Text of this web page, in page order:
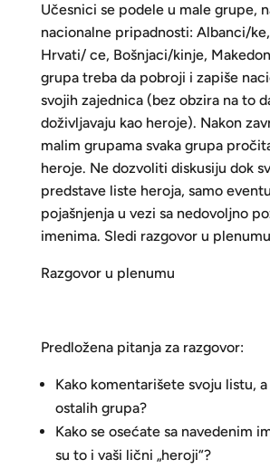
Učesnici se podele u male grupe,
nacionalne pripadnosti: Albanci/
Hrvati/ ce, Bošnjaci/kinje,
grupa treba da pobroji i zapiše
svojih zajednica (bez obzira na to
doživljavaju kao heroje). Nakon
malim grupama svaka grupa
heroje. Ne dozvoliti diskusiju dok
predstave liste heroja, samo
pojašnjenja u vezi sa nedovoljno
imenima. Sledi razgovor u
Razgovor u plenumu
Predložena pitanja za razgovor:
Kako komentarišete svoju listu,
ostalih grupa?
Kako se osećate sa navedenim
su to i vaši lični „heroji“?